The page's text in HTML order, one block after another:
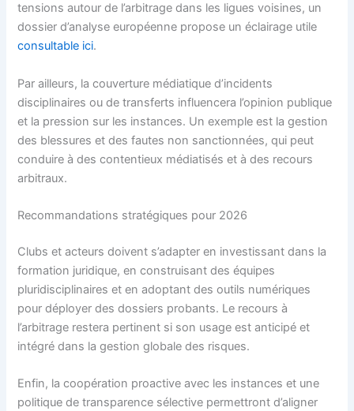
tensions autour de l’arbitrage dans les ligues voisines, un
dossier d’analyse européenne propose un éclairage utile
consultable ici.
Par ailleurs, la couverture médiatique d’incidents
disciplinaires ou de transferts influencera l’opinion publique
et la pression sur les instances. Un exemple est la gestion
des blessures et des fautes non sanctionnées, qui peut
conduire à des contentieux médiatisés et à des recours
arbitraux.
Recommandations stratégiques pour 2026
Clubs et acteurs doivent s’adapter en investissant dans la
formation juridique, en construisant des équipes
pluridisciplinaires et en adoptant des outils numériques
pour déployer des dossiers probants. Le recours à
l’arbitrage restera pertinent si son usage est anticipé et
intégré dans la gestion globale des risques.
Enfin, la coopération proactive avec les instances et une
politique de transparence sélective permettront d’aligner